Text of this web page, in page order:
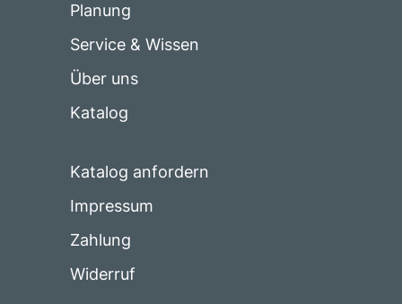
Planung
Service & Wissen
Über uns
Katalog
Katalog anfordern
Impressum
Zahlung
Widerruf